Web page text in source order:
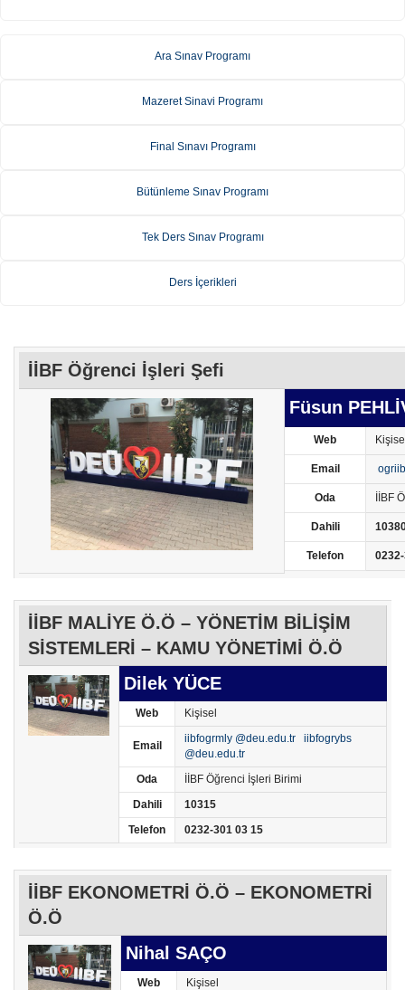
Ara Sınav Programı
Mazeret Sinavi Programı
Final Sınavı Programı
Bütünleme Sınav Programı
Tek Ders Sınav Programı
Ders İçerikleri
İİBF Öğrenci İşleri Şefi
Füsun
Web
Email
Oda İİBF
Dahili
Telefon
İİBF MALİYE Ö.Ö – YÖNETİM BİLİŞİM
SİSTEMLERİ – KAMU YÖNETİMİ Ö.Ö
Dilek YÜCE
Web Kişisel
Email
iibfogrmly @deu.edu.tr iibfogrybs
@deu.edu.tr
Oda
İİBF Öğrenci İşleri Birimi
Dahili
10315
Telefon
0232-301 03 15
İİBF EKONOMETRİ Ö.Ö – EKONOMETRİ
Ö.Ö
Nihal SAÇO
Web
Kişisel